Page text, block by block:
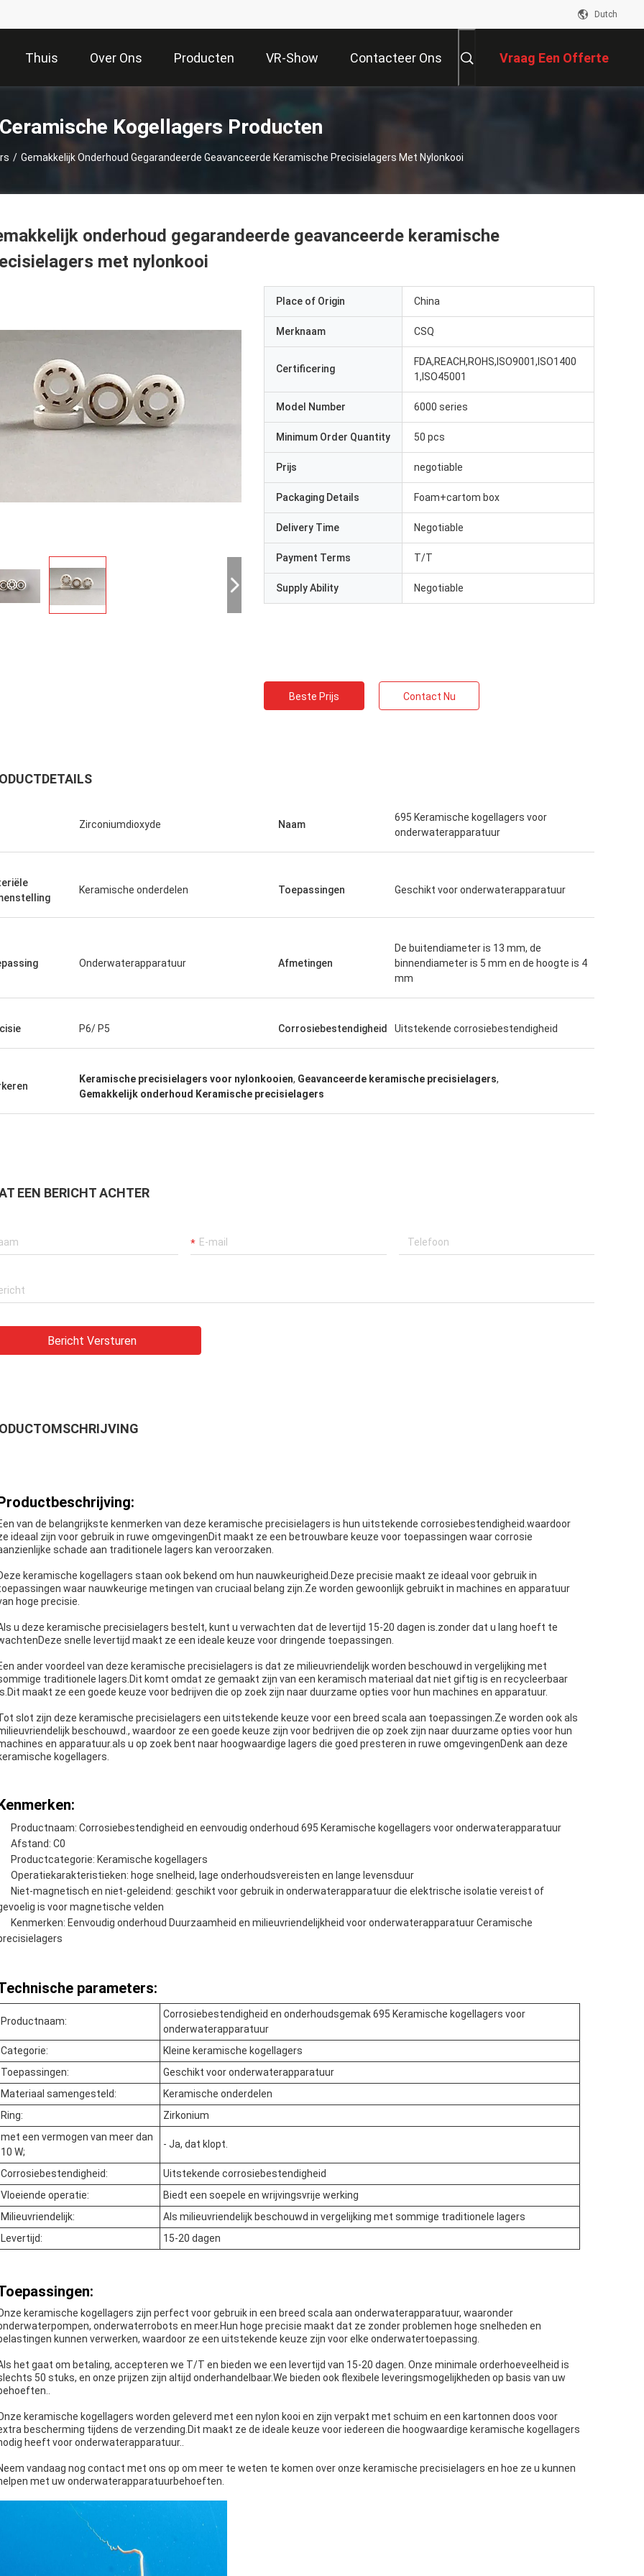
Dutch
Thuis Over Ons Producten VR-Show Contacteer Ons Vraag Een Offerte
Ceramische Kogellagers Producten
/ Gemakkelijk Onderhoud Gegarandeerde Geavanceerde Keramische Precisielagers Met Nylonkooi
Roberta
lagers zijn van hoge
samenwerking vele jaren.
onderhoud gegarandeerde geavanceerde keramische
met nylonkooi
Place of Origin China
Merknaam CSQ
Certificering
FDA,REACH,ROHS,ISO9001,ISO1400
1,ISO45001
Model Number 6000 series
Minimum Order Quantity 50 pcs
Prijs negotiable
Packaging Details Foam+cartom box
Delivery Time Negotiable
Payment Terms T/T
Supply Ability Negotiable
Beste Prijs Contact Nu
Zirconiumdioxyde Naam
695 Keramische kogellagers voor
onderwaterapparatuur
Keramische onderdelen Toepassingen Geschikt voor onderwaterapparatuur
Onderwaterapparatuur Afmetingen
De buitendiameter is 13 mm, de
binnendiameter is 5 mm en de hoogte is 4
mm
P6/ P5 Corrosiebestendigheid Uitstekende corrosiebestendigheid
Keramische precisielagers voor nylonkooien, Geavanceerde keramische precisielagers,
Gemakkelijk onderhoud Keramische precisielagers
EEN BERICHT ACHTER
Bericht Versturen
van de belangrijkste kenmerken van deze keramische precisielagers is hun uitstekende corrosiebestendigheid.waardoor
ideaal zijn voor gebruik in ruwe omgevingenDit maakt ze een betrouwbare keuze voor toepassingen waar corrosie
schade aan traditionele lagers kan veroorzaken.
keramische kogellagers staan ook bekend om hun nauwkeurigheid.Deze precisie maakt ze ideaal voor gebruik in
waar nauwkeurige metingen van cruciaal belang zijn.Ze worden gewoonlijk gebruikt in machines en apparatuur
hoge precisie.
u deze keramische precisielagers bestelt, kunt u verwachten dat de levertijd 15-20 dagen is.zonder dat u lang hoeft te
snelle levertijd maakt ze een ideale keuze voor dringende toepassingen.
ander voordeel van deze keramische precisielagers is dat ze milieuvriendelijk worden beschouwd in vergelijking met
traditionele lagers.Dit komt omdat ze gemaakt zijn van een keramisch materiaal dat niet giftig is en recycleerbaar
maakt ze een goede keuze voor bedrijven die op zoek zijn naar duurzame opties voor hun machines en apparatuur.
slot zijn deze keramische precisielagers een uitstekende keuze voor een breed scala aan toepassingen.Ze worden ook als
beschouwd., waardoor ze een goede keuze zijn voor bedrijven die op zoek zijn naar duurzame opties voor hun
en apparatuur.als u op zoek bent naar hoogwaardige lagers die goed presteren in ruwe omgevingenDenk aan deze
kogellagers.
Productnaam: Corrosiebestendigheid en eenvoudig onderhoud 695 Keramische kogellagers voor onderwaterapparatuur
Afstand: C0
Productcategorie: Keramische kogellagers
Operatiekarakteristieken: hoge snelheid, lage onderhoudsvereisten en lange levensduur
Niet-magnetisch en niet-geleidend: geschikt voor gebruik in onderwaterapparatuur die elektrische isolatie vereist of
is voor magnetische velden
Kenmerken: Eenvoudig onderhoud Duurzaamheid en milieuvriendelijkheid voor onderwaterapparatuur Ceramische
parameters:
Productnaam:
Corrosiebestendigheid en onderhoudsgemak 695 Keramische kogellagers voor
onderwaterapparatuur
Categorie:
Kleine keramische kogellagers
Toepassingen:
Geschikt voor onderwaterapparatuur
Materiaal samengesteld:
Keramische onderdelen
Ring:
Zirkonium
met een vermogen van meer dan
10 W;
- Ja, dat klopt.
Corrosiebestendigheid:
Uitstekende corrosiebestendigheid
Vloeiende operatie:
Biedt een soepele en wrijvingsvrije werking
Milieuvriendelijk:
Als milieuvriendelijk beschouwd in vergelijking met sommige traditionele lagers
Levertijd:
15-20 dagen
keramische kogellagers zijn perfect voor gebruik in een breed scala aan onderwaterapparatuur, waaronder
onderwaterrobots en meer.Hun hoge precisie maakt dat ze zonder problemen hoge snelheden en
kunnen verwerken, waardoor ze een uitstekende keuze zijn voor elke onderwatertoepassing.
het gaat om betaling, accepteren we T/T en bieden we een levertijd van 15-20 dagen. Onze minimale orderhoeveelheid is
50 stuks, en onze prijzen zijn altijd onderhandelbaar.We bieden ook flexibele leveringsmogelijkheden op basis van uw
keramische kogellagers worden geleverd met een nylon kooi en zijn verpakt met schuim en een kartonnen doos voor
bescherming tijdens de verzending.Dit maakt ze de ideale keuze voor iedereen die hoogwaardige keramische kogellagers
heeft voor onderwaterapparatuur..
vandaag nog contact met ons op om meer te weten te komen over onze keramische precisielagers en hoe ze u kunnen
met uw onderwaterapparatuurbehoeften.